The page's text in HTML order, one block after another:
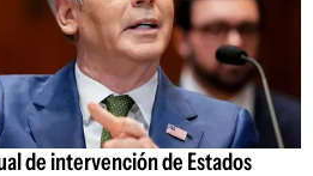
de intervención de Estados